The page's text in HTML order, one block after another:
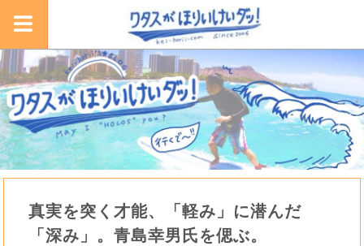
真実を突く才能、「軽み」に潜んだ
「深み」。青島幸男氏を偲ぶ。